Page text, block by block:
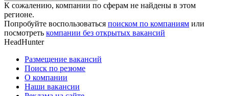
К сожалению, компании по сферам не найдены в этом
регионе.
Попробуйте воспользоваться поиском по компаниям или
посмотреть компании без открытых вакансий
HeadHunter
Размещение вакансий
Поиск по резюме
О компании
Наши вакансии